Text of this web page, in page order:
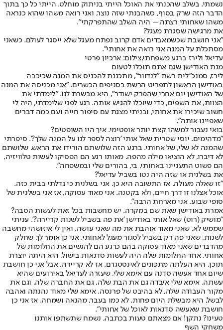
נשמתי. בשלב שהכנתי את האוכל הייתי בניתוק מוחלט. הייתי כל כך בתוך
הדבר הזה שרק בסוף, כשהבנתי שזה נוצר, ואני רואה משהו שהוא כנראה
משהו שאחותי רצתה – היה השלב שהתפרקתי".
את מרגישה שסגרת מעגל?
"אני חושבת שכשמאבדים אדם קרוב נפתח מעגל שלא ייסגר לעולם. כשאני
מסתכלת על המנה אני רואה את אחותי".
עדיאל ולירז ברגע משפחתי,צילום: ארכיון פרטי
מנת האודישן שגם אתם תוכלו לטעום
לירז, סמנכ"לית רשת "לנדוור", מתכננת להכניס את המנה שכיכבה
באודישן הראשון לתפריט הרשת בסניפים הכשרים. "אני מכניסה את המנה
של האודישן יום אחרי שהפרק ישודר", היא מבשרת לנו. "לימדתי את
הצוות, את השפים, כדי שיוכלו להגיש אותה. רגע לפני שלימדתי, היה לי
חשוב שיכירו את אחותי, ובניתי מצגת עם סיפור חייה ועם כמה דברים
שאפיינו אותה".
בואי נעבור למשהו קצת יותר אופטימי. איך היו השופטים?
"מדהימים. יוסי שטרית שאל אותי 'רוצה לספר לנו על המנה שלך?'. סיפרתי
שהמנה לא שלי, של אחותי. ברגע הזה שלושתם הורידו את הראש. שלושתם
לא דיברו, לא הוציאו מילה מהפה. מאותו רגע הם הפסיקו לעשות טלוויזיה,
הם פשוט התעניינו באחותי, בי, בהורים שלי ובמשפחה".
את בשלנית או שזה היה נטו בשביל עדיאל?
"זו שאלה מעולה. אז התשובה היא כן. אני בשלנית כי גדלתי בבית כזה.
אוכל אצלנו זו דרך חיים, ולא בקטנה. אני מאוד עסוקה, אז אני בשלנית של
סופי שבוע. אני מארחת הרבה".
אמרת באודישן שאת שם במקרה. יש מחשבות בכל זאת לעשות הסבה?
"מושיק (רוט) שאל אותי באודישן 'את פה בשביל לשנות קריירה?'. עניתי
שממש לא, שאני מאוד אוהבת את מה שאני עושה, ואין לי איזושהי מחשבה
לשנות, שאני פה רק בשביל לסגור מעגל לאחותי. אני כן אומר לך, שחלק
מהדברים שאני מאוד עסוקה בהם כרגע הם להגשים את החלומות של
אחותי. אחד החלומות שלה היה לעשות סדנאות בישול. היא היתה יוצרת
תוכן, היא העלתה מתכונים לאינסטגרם. אז לא קריירה, אבל אני כן חושבת
שיום אחד אעשה סדנה עם אימא שלי, שעזרה לעדיאל באירועים שהיא
עשתה. אימא שלי איבדה גם את הבת שלה, גם את החברה שלה, וגם את
מקור העבודה שלה, לא בהיבט של פרנסה. אימא שלי מאוד נהנתה ואהבה
לבשל, היא מבשלת היום פחות. לא כמו בעבר, מהנאה ושמחה. אז אני כן
חושבת שאעשה סדנאות לאוכל של אחותי".
טעינו? נתקן! אם מצאתם טעות בכתבה, נשמח שתשתפו אותנו
משחקי השף